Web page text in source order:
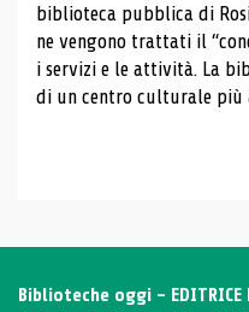
biblioteca pubblica di
ne vengono trattati il
i servizi e le attività. La
di un centro culturale più
Biblioteche oggi - EDITRICE